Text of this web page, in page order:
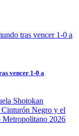
vencer 1-0 a